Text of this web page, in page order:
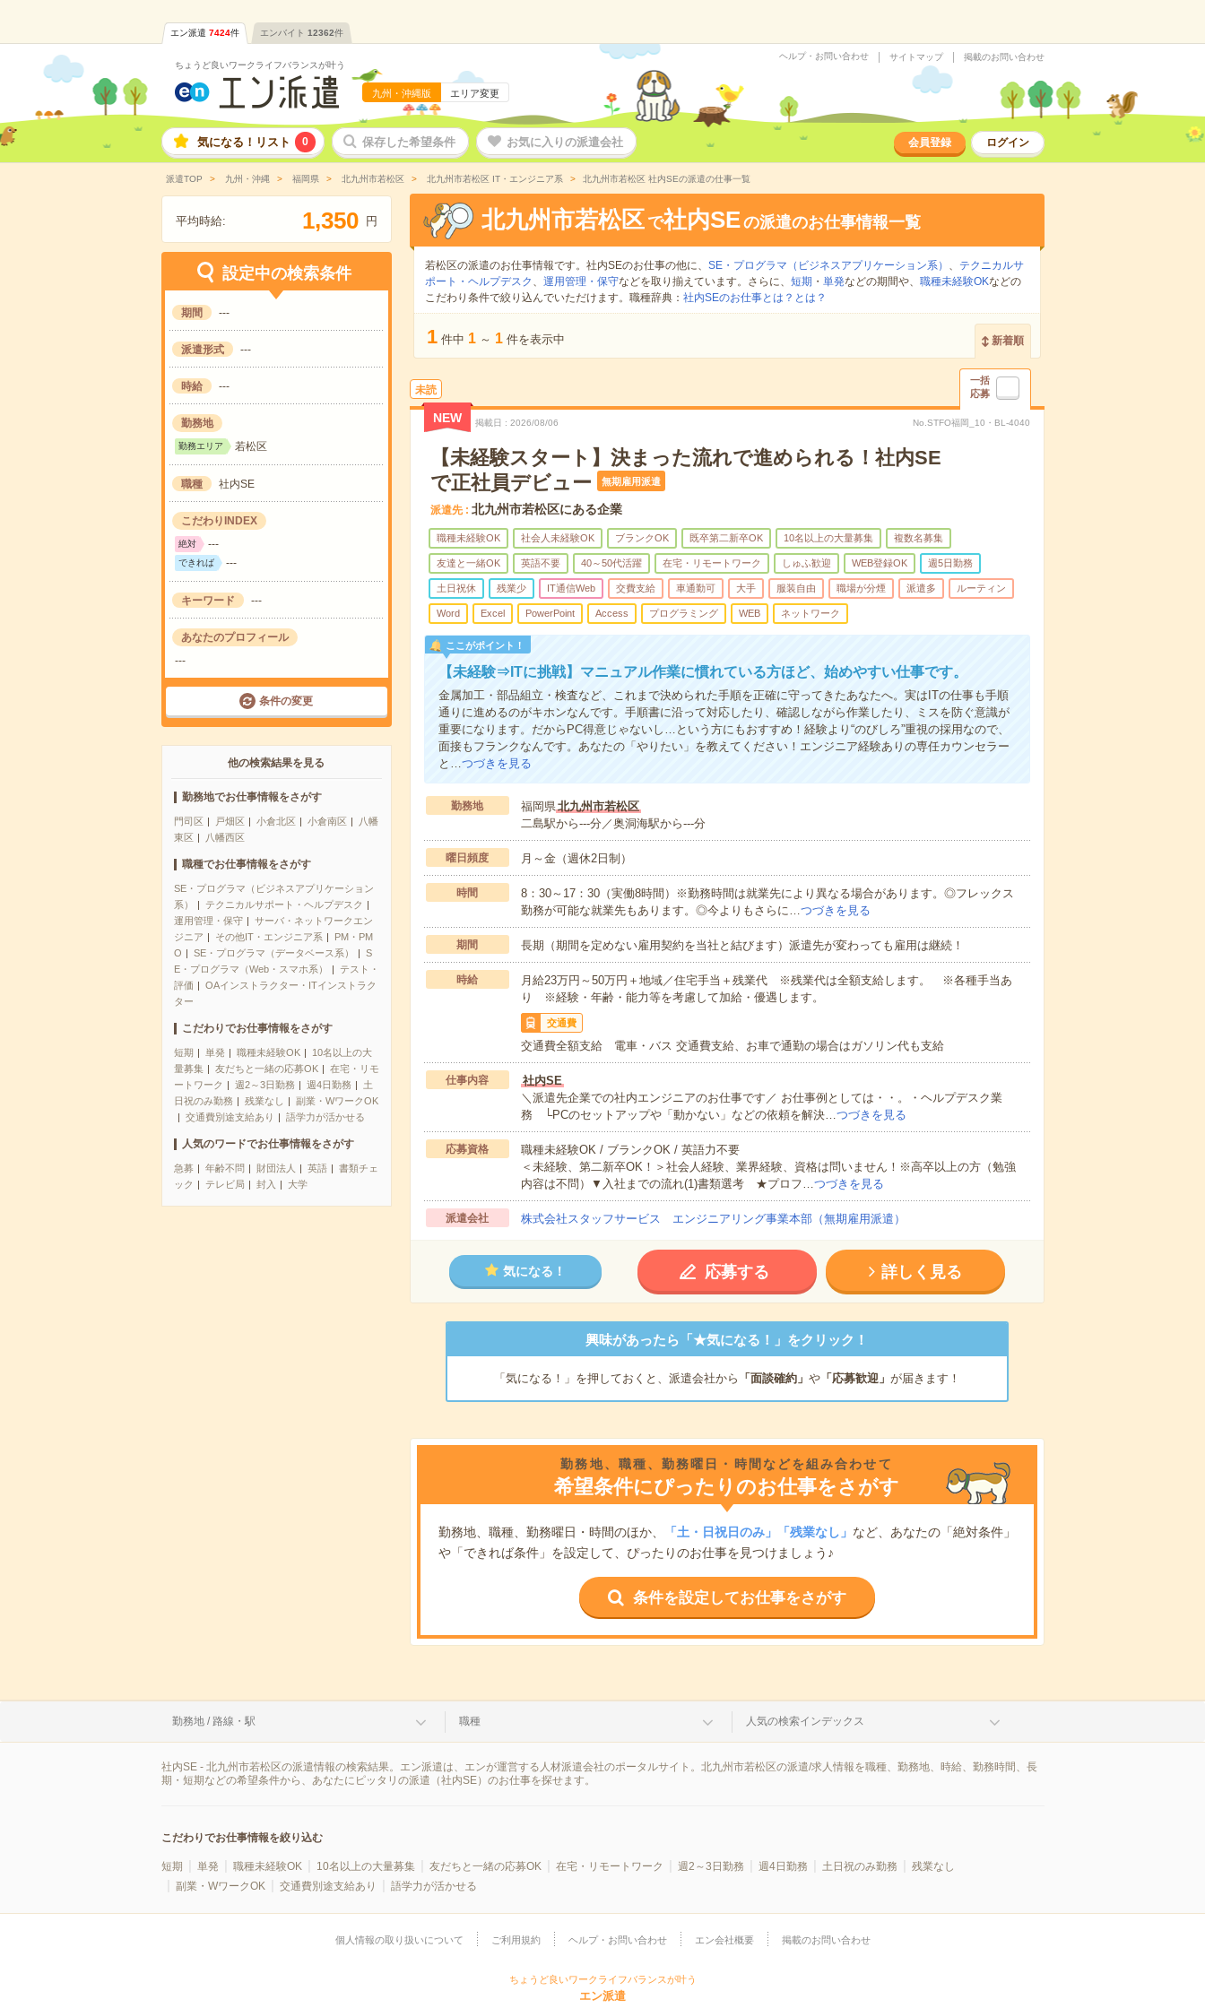
エン派遣 7424件 エンバイト 12362件
ちょうど良いワークライフバランスが叶う
九州・沖縄版 エリア変更
ヘルプ・お問い合わせ サイトマップ 掲載のお問い合わせ
気になる！リスト 0 保存した希望条件 お気に入りの派遣会社 会員登録 ログイン
派遣TOP 九州・沖縄 福岡県 北九州市若松区 北九州市若松区 IT・エンジニア系 北九州市若松区 社内SEの派遣の仕事一覧
平均時給: 1,350 円
設定中の検索条件
期間 ---
派遣形式 ---
時給 ---
勤務地
勤務エリア 若松区
職種 社内SE
こだわりINDEX
絶対 ---
できれば ---
キーワード ---
あなたのプロフィール
---
条件の変更
他の検索結果を見る
勤務地でお仕事情報をさがす
門司区 戸畑区 小倉北区 小倉南区
八幡
東区
八幡西区
職種でお仕事情報をさがす
SE・プログラマ（ビジネスアプリケーション
系）
テクニカルサポート・ヘルプデスク
運用管理・保守
サーバ・ネットワークエン
ジニア
その他IT・エンジニア系
PM・PM
O
SE・プログラマ（データベース系）
S
E・プログラマ（Web・スマホ系）
テスト・
評価
OAインストラクター・ITインストラク
ター
こだわりでお仕事情報をさがす
短期 単発 職種未経験OK
10名以上の大
量募集
友だちと一緒の応募OK
在宅・リモ
ートワーク
週2～3日勤務 週4日勤務
土
日祝のみ勤務
残業なし
副業・WワークOK
交通費別途支給あり
語学力が活かせる
人気のワードでお仕事情報をさがす
急募 年齢不問 財団法人 英語
書類チェ
ック
テレビ局 封入 大学
北九州市若松区 で社内SEの派遣のお仕事情報一覧
若松区の派遣のお仕事情報です。社内SEのお仕事の他に、 SE・プログラマ（ビジネスアプリケーション系） 、
テクニカルサ
ポート・ヘルプデスク 、 運用管理・保守などを取り揃えています。さらに、 短期 ・ 単発などの期間や、 職種未経験OKなどの
こだわり条件で絞り込んでいただけます。職種辞典： 社内SEのお仕事とは？とは？
1 件中 1 ～ 1 件を表示中 新着順
未読
一括
応募
NEW 掲載日 2026/08/06 No.STFO福岡_10・BL-4040
【未経験スタート】決まった流れで進められる！社内SE
で正社員デビュー
無期雇用派遣
派遣先 北九州市若松区にある企業
職種未経験OK 社会人未経験OK ブランクOK 既卒第二新卒OK 10名以上の大量募集 複数名募集
友達と一緒OK 英語不要 40～50代活躍 在宅・リモートワーク しゅふ歓迎 WEB登録OK 週5日勤務
土日祝休 残業少 IT通信Web 交費支給 車通勤可 大手 服装自由 職場が分煙 派遣多 ルーティン
Word Excel PowerPoint Access プログラミング WEB ネットワーク
ここがポイント！
【未経験⇒ITに挑戦】マニュアル作業に慣れている方ほど、始めやすい仕事です。
金属加工・部品組立・検査など、これまで決められた手順を正確に守ってきたあなたへ。実はITの仕事も手順
通りに進めるのがキホンなんです。手順書に沿って対応したり、確認しながら作業したり、ミスを防ぐ意識が
重要になります。だからPC得意じゃないし…という方にもおすすめ！経験より“のびしろ”重視の採用なので、
面接もフランクなんです。あなたの「やりたい」を教えてください！エンジニア経験ありの専任カウンセラー
と…つづきを見る
勤務地 福岡県北九州市若松区
二島駅から---分／奥洞海駅から---分
曜日頻度 月～金（週休2日制）
時間
8：30～17：30（実働8時間）※勤務時間は就業先により異なる場合があります。◎フレックス
勤務が可能な就業先もあります。◎今よりもさらに…つづきを見る
期間 長期（期間を定めない雇用契約を当社と結びます）派遣先が変わっても雇用は継続！
時給
月給23万円～50万円＋地域／住宅手当＋残業代 ※残業代は全額支給します。 ※各種手当あ
り ※経験・年齢・能力等を考慮して加給・優遇します。
交通費
交通費全額支給 電車・バス 交通費支給、お車で通勤の場合はガソリン代も支給
仕事内容
社内SE
＼派遣先企業での社内エンジニアのお仕事です／ お仕事例としては・・。・ヘルプデスク業
務 └PCのセットアップや「動かない」などの依頼を解決…つづきを見る
応募資格
職種未経験OK / ブランクOK / 英語力不要
＜未経験、第二新卒OK！＞社会人経験、業界経験、資格は問いません！※高卒以上の方（勉強
内容は不問）▼入社までの流れ(1)書類選考 ★プロフ…つづきを見る
派遣会社 株式会社スタッフサービス エンジニアリング事業本部（無期雇用派遣）
気になる！ 応募する 詳しく見る
興味があったら「★気になる！」をクリック！
「気になる！」を押しておくと、派遣会社から 「面談確約」 や「応募歓迎」 が届きます！
勤務地、職種、勤務曜日・時間などを組み合わせて
希望条件にぴったりのお仕事をさがす
勤務地、職種、勤務曜日・時間のほか、 「土・日祝日のみ」「残業なし」 など、あなたの「絶対条件」
や「できれば条件」を設定して、ぴったりのお仕事を見つけましょう♪
条件を設定してお仕事をさがす
勤務地 / 路線・駅 職種 人気の検索インデックス
社内SE - 北九州市若松区の派遣情報の検索結果。エン派遣は、エンが運営する人材派遣会社のポータルサイト。北九州市若松区の派遣/求人情報を職種、勤務地、時給、勤務時間、長
期・短期などの希望条件から、あなたにピッタリの派遣（社内SE）のお仕事を探せます。
こだわりでお仕事情報を絞り込む
短期 単発 職種未経験OK 10名以上の大量募集 友だちと一緒の応募OK 在宅・リモートワーク 週2～3日勤務 週4日勤務 土日祝のみ勤務
残業なし
副業・WワークOK
交通費別途支給あり 語学力が活かせる
個人情報の取り扱いについて ご利用規約 ヘルプ・お問い合わせ エン会社概要 掲載のお問い合わせ
ちょうど良いワークライフバランスが叶う
エン派遣